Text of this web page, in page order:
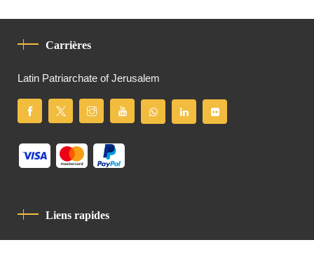
Carrières
Latin Patriarchate of Jerusalem
Liens rapides